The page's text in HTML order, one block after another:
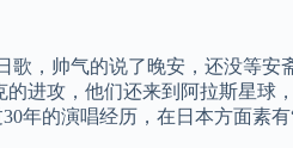
，帅气的说了晚安，还没等安
进攻，他们还来到阿拉斯星球
年的演唱经历，在日本方面素